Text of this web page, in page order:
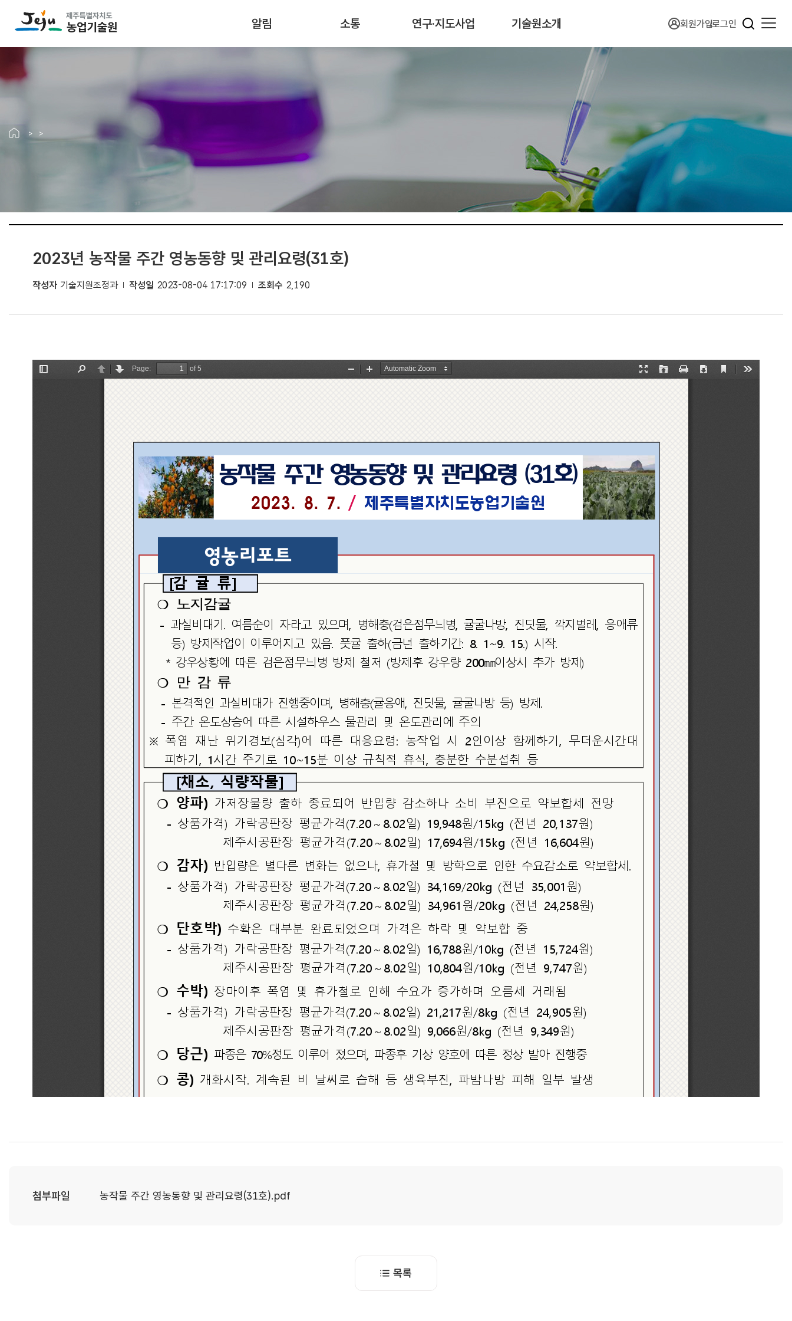
알림 소통 연구·지도사업 기술원소개 회원가입로그인
2023년 농작물 주간 영농동향 및 관리요령(31호)
작성자 기술지원조정과 작성일 2023-08-04 17:17:09 조회수 2,190
첨부파일 농작물 주간 영농동향 및 관리요령(31호).pdf
목록